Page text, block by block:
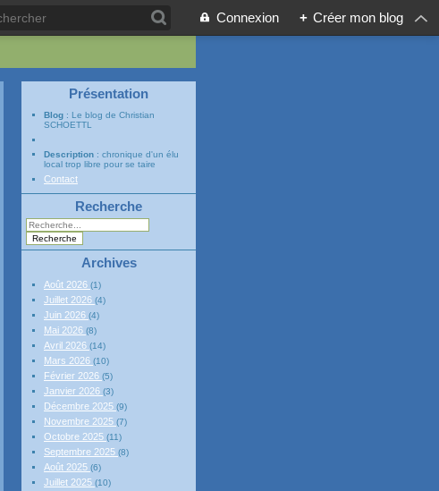
Connexion + Créer mon blog
Présentation
Blog : Le blog de Christian
SCHOETTL
Description : chronique d'un élu
local trop libre pour se taire
Contact
Recherche
Archives
Août 2026 (1)
Juillet 2026 (4)
Juin 2026 (4)
Mai 2026 (8)
Avril 2026 (14)
Mars 2026 (10)
Février 2026 (5)
Janvier 2026 (3)
Décembre 2025 (9)
Novembre 2025 (7)
Octobre 2025 (11)
Septembre 2025 (8)
Août 2025 (6)
Juillet 2025 (10)